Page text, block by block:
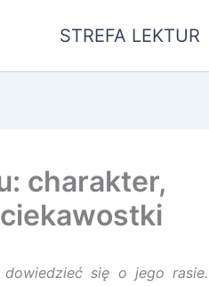
STREFA LEKTUR
charakter,
się o jego rasie.